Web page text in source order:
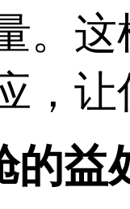
。
，
的益